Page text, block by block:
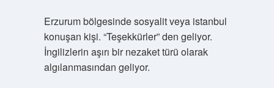
Erzurum bölgesinde sosyalit veya istanbul
konuşan kişi. “Teşekkürler” den geliyor.
İngilizlerin aşırı bir nezaket türü olarak
algılanmasından geliyor.